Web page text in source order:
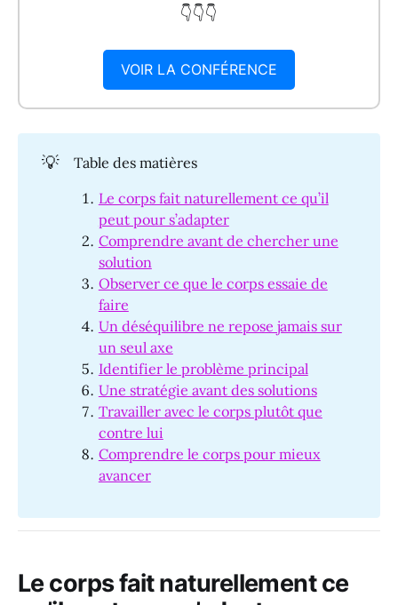
👇👇👇
VOIR LA CONFÉRENCE
💡 Table des matières
Le corps fait naturellement ce qu’il
peut pour s’adapter
Comprendre avant de chercher une
solution
Observer ce que le corps essaie de
faire
Un déséquilibre ne repose jamais sur
un seul axe
Identifier le problème principal
Une stratégie avant des solutions
Travailler avec le corps plutôt que
contre lui
Comprendre le corps pour mieux
avancer
Le corps fait naturellement ce